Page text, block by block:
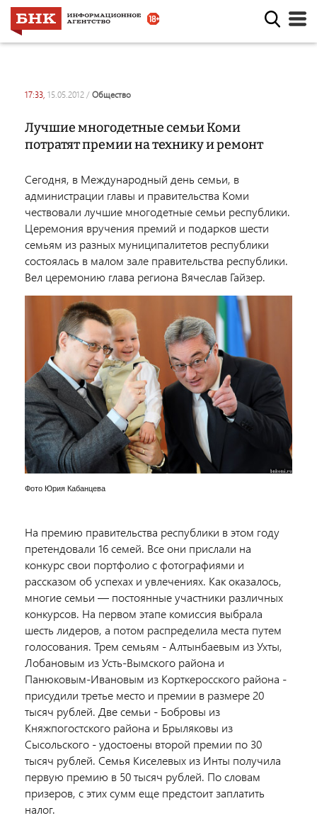
17:33, 15.05.2012 / общество
Лучшие многодетные семьи Коми
потратят премии на технику и ремонт
Сегодня, в Международный день семьи, в
администрации главы и правительства Коми
чествовали лучшие многодетные семьи республики.
Церемония вручения премий и подарков шести
семьям из разных муниципалитетов республики
состоялась в малом зале правительства республики.
Вел церемонию глава региона Вячеслав Гайзер.
Фото Юрия Кабанцева
На премию правительства республики в этом году
претендовали 16 семей. Все они прислали на
конкурс свои портфолио с фотографиями и
рассказом об успехах и увлечениях. Как оказалось,
многие семьи — постоянные участники различных
конкурсов. На первом этапе комиссия выбрала
шесть лидеров, а потом распределила места путем
голосования. Трем семьям - Алтынбаевым из Ухты,
Лобановым из Усть-Вымского района и
Панюковым-Ивановым из Корткеросского района -
присудили третье место и премии в размере 20
тысяч рублей. Две семьи - Бобровы из
Княжпогостского района и Брыляковы из
Сысольского - удостоены второй премии по 30
тысяч рублей. Семья Киселевых из Инты получила
первую премию в 50 тысяч рублей. По словам
призеров, с этих сумм еще предстоит заплатить
налог.